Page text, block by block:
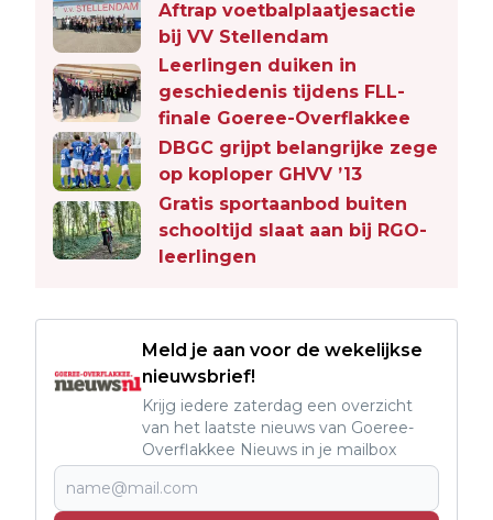
Aftrap voetbalplaatjesactie
bij VV Stellendam
Leerlingen duiken in
geschiedenis tijdens FLL-
finale Goeree-Overflakkee
DBGC grijpt belangrijke zege
op koploper GHVV ’13
Gratis sportaanbod buiten
schooltijd slaat aan bij RGO-
leerlingen
Meld je aan voor de wekelijkse
nieuwsbrief!
Krijg iedere zaterdag een overzicht
van het laatste nieuws van Goeree-
Overflakkee Nieuws in je mailbox